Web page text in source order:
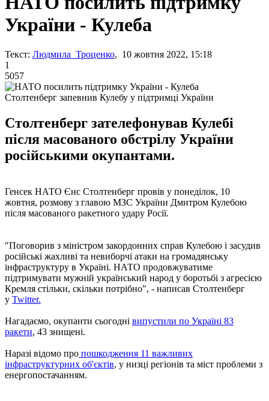
України - Кулеба
Текст: Людмила Троценко, 10 жовтня 2022, 15:18
1
5057
Столтенберг запевнив Кулебу у підтримці України
Столтенберг зателефонував Кулебі
після масованого обстрілу України
російськими окупантами.
Генсек НАТО Єнс Столтенберг провів у понеділок, 10
жовтня, розмову з главою МЗС України Дмитром Кулебою
після масованого ракетного удару Росії.
"Поговорив з міністром закордонних справ Кулебою і засудив
російські жахливі та невиборчі атаки на громадянську
інфраструктуру в Україні. НАТО продовжуватиме
підтримувати мужній український народ у боротьбі з агресією
Кремля стільки, скільки потрібно", - написав Столтенберг
у Twitter.
Нагадаємо, окупанти сьогодні випустили по Україні 83
ракети, 43 знищені.
Наразі відомо про пошкодження 11 важливих
інфраструктурних об'єктів, у низці регіонів та міст проблеми з
енергопостачанням.